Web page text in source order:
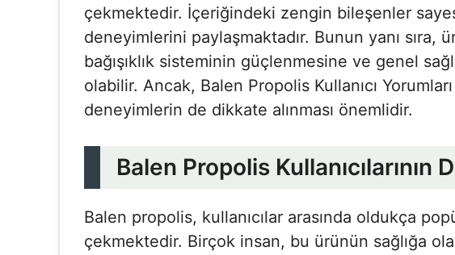
çekmektedir. İçeriğindeki zengin bileşenler
deneyimlerini paylaşmaktadır. Bunun yanı sıra,
bağışıklık sisteminin güçlenmesine ve genel
olabilir. Ancak, Balen Propolis Kullanıcı Yorumları​
deneyimlerin de dikkate alınması önemlidir.
Balen Propolis Kullanıcılarının
Balen propolis, kullanıcılar arasında oldukça
çekmektedir. Birçok insan, bu ürünün sağlığa